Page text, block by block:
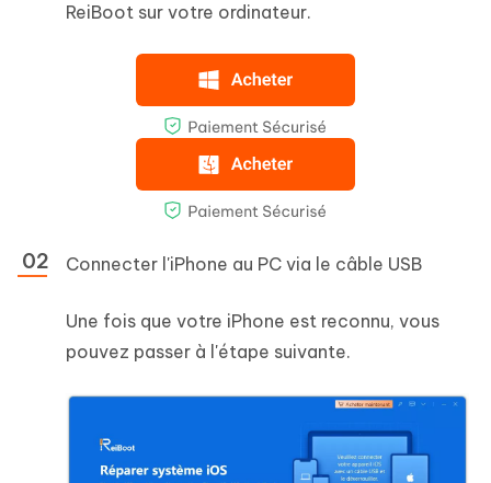
ReiBoot sur votre ordinateur.
Connecter l'iPhone au PC via le câble USB
Une fois que votre iPhone est reconnu, vous
pouvez passer à l'étape suivante.